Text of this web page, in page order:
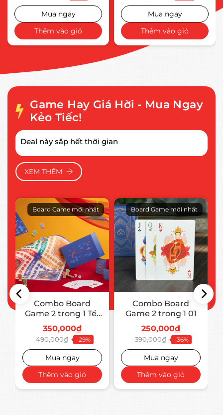
Mua ngay
Thêm vào giỏ
Mua ngay
Thêm vào giỏ
Game Hay Giá Hời - Mua Ngay
Kẻo Tiếc!
Deal này sắp hết thời gian
XEM THÊM
Board Game mới nhất
Combo Board
Game 2 trong 1 Tết
2026 02
350,000₫
490,000₫ -29%
Mua ngay
Thêm vào giỏ
Board Game mới nhất
Combo Board
Game 2 trong 1 01
250,000₫
390,000₫ -36%
Mua ngay
Thêm vào giỏ